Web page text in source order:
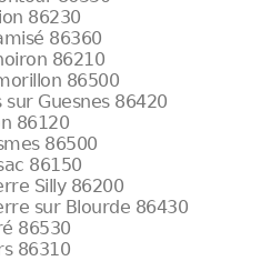
86230
86360
86210
86500
Guesnes 86420
86120
86500
86150
Silly 86200
sur Blourde 86430
86530
86310